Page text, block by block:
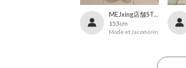
MEJxing店舗STAFF
153cm
Mode et Jacomo×ing